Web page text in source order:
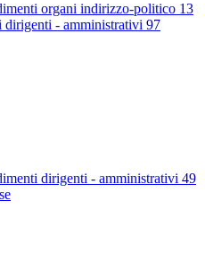
organi indirizzo-politico 13
dirigenti - amministrativi 97
dirigenti - amministrativi 49